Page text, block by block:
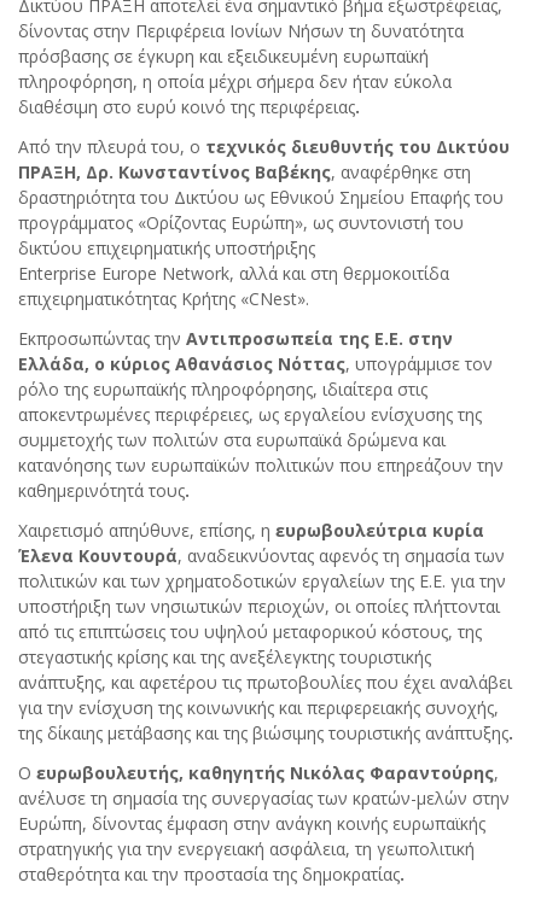
Δικτύου ΠΡΑΞΗ αποτελεί ένα σημαντικό βήμα εξωστρέφειας,
δίνοντας στην Περιφέρεια Ιονίων Νήσων τη δυνατότητα
πρόσβασης σε έγκυρη και εξειδικευμένη ευρωπαϊκή
πληροφόρηση, η οποία μέχρι σήμερα δεν ήταν εύκολα
διαθέσιμη στο ευρύ κοινό της περιφέρειας.
Από την πλευρά του, ο τεχνικός διευθυντής του Δικτύου
ΠΡΑΞΗ, Δρ. Κωνσταντίνος Βαβέκης, αναφέρθηκε στη
δραστηριότητα του Δικτύου ως Εθνικού Σημείου Επαφής του
προγράμματος «Ορίζοντας Ευρώπη», ως συντονιστή του
δικτύου επιχειρηματικής υποστήριξης
Enterprise Europe Network, αλλά και στη θερμοκοιτίδα
επιχειρηματικότητας Κρήτης «CNest».
Εκπροσωπώντας την Αντιπροσωπεία της Ε.Ε. στην
Ελλάδα, ο κύριος Αθανάσιος Νόττας, υπογράμμισε τον
ρόλο της ευρωπαϊκής πληροφόρησης, ιδιαίτερα στις
αποκεντρωμένες περιφέρειες, ως εργαλείου ενίσχυσης της
συμμετοχής των πολιτών στα ευρωπαϊκά δρώμενα και
κατανόησης των ευρωπαϊκών πολιτικών που επηρεάζουν την
καθημερινότητά τους.
Χαιρετισμό απηύθυνε, επίσης, η ευρωβουλεύτρια κυρία
Έλενα Κουντουρά, αναδεικνύοντας αφενός τη σημασία των
πολιτικών και των χρηματοδοτικών εργαλείων της Ε.Ε. για την
υποστήριξη των νησιωτικών περιοχών, οι οποίες πλήττονται
από τις επιπτώσεις του υψηλού μεταφορικού κόστους, της
στεγαστικής κρίσης και της ανεξέλεγκτης τουριστικής
ανάπτυξης, και αφετέρου τις πρωτοβουλίες που έχει αναλάβει
για την ενίσχυση της κοινωνικής και περιφερειακής συνοχής,
της δίκαιης μετάβασης και της βιώσιμης τουριστικής ανάπτυξης.
Ο ευρωβουλευτής, καθηγητής Νικόλας Φαραντούρης,
ανέλυσε τη σημασία της συνεργασίας των κρατών-μελών στην
Ευρώπη, δίνοντας έμφαση στην ανάγκη κοινής ευρωπαϊκής
στρατηγικής για την ενεργειακή ασφάλεια, τη γεωπολιτική
σταθερότητα και την προστασία της δημοκρατίας.